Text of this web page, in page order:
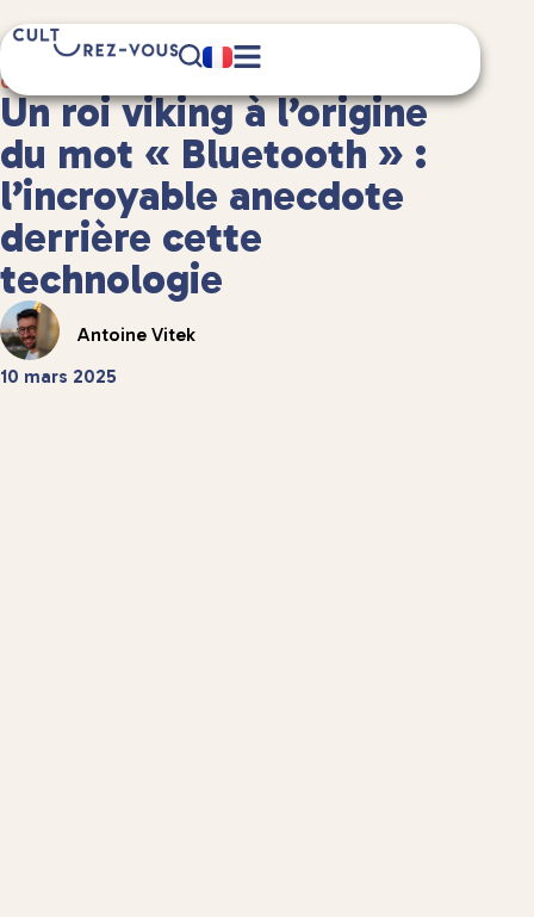
Culture
3 minute(s) de lecture
Un roi viking à l’origine
du mot « Bluetooth » :
l’incroyable anecdote
derrière cette
technologie
Antoine Vitek
10 mars 2025